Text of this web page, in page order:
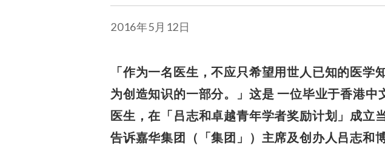
2016年5月12日
「作为一名医生，不应只希望用世人已知的医学
为创造知识的一部分。」这是 一位毕业于香港
医生，在「吕志和卓越青年学者奖励计划」成立
告诉嘉华集团（「集团」）主席及创办人吕志和